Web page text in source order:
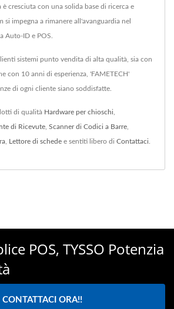
cresciuta con una solida base di ricerca e
si impegna a rimanere all'avanguardia nel
Auto-ID e POS.
sistemi punto vendita di alta qualità, sia con
con 10 anni di esperienza, 'FAMETECH'
di ogni cliente siano soddisfatte.
di qualità Hardware per chioschi
di Ricevute Scanner di Codici a Barre
Lettore di schede e sentiti libero di Contattaci
POS, TYSSO Potenzia
CONTATTACI ORA!!